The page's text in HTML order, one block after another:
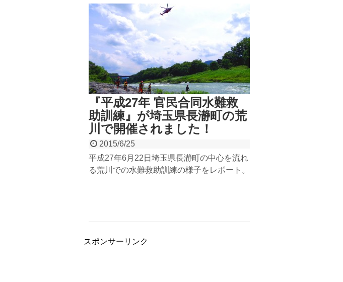
和になりました。
『平成27年 官民合同水難救
助訓練』が埼玉県長瀞町の荒
川で開催されました！
2015/6/25
平成27年6月22日埼玉県長瀞町の中心を流れ
る荒川での水難救助訓練の様子をレポート。
あいます。
スポンサーリンク